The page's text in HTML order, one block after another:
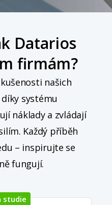
Datarios
firmám?
našich
systému
náklady a zvládají
Každý příběh
– inspirujte se
fungují.
studie